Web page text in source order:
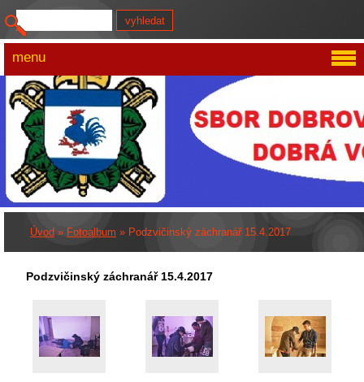
Úvod » Fotoalbum » Podzvičinský záchranář 15.4.2017
Podzvičinský záchranář 15.4.2017
menu